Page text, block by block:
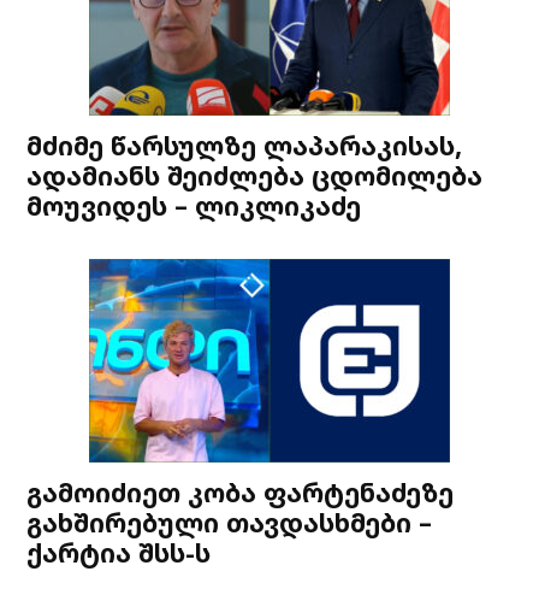
მძიმე წარსულზე ლაპარაკისას,
ადამიანს შეიძლება ცდომილება
მოუვიდეს – ლიკლიკაძე
გამოიძიეთ კობა ფარტენაძეზე
გახშირებული თავდასხმები –
ქარტია შსს-ს